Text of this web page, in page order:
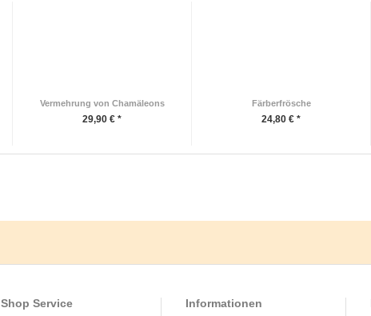
Vermehrung von Chamäleons
29,90 € *
Färberfrösche
24,80 € *
Shop Service Informationen